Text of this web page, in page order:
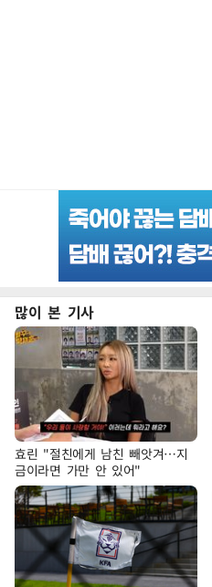
많이 본 기사
효린 "절친에게 남친 빼앗겨…지
금이라면 가만 안 있어"